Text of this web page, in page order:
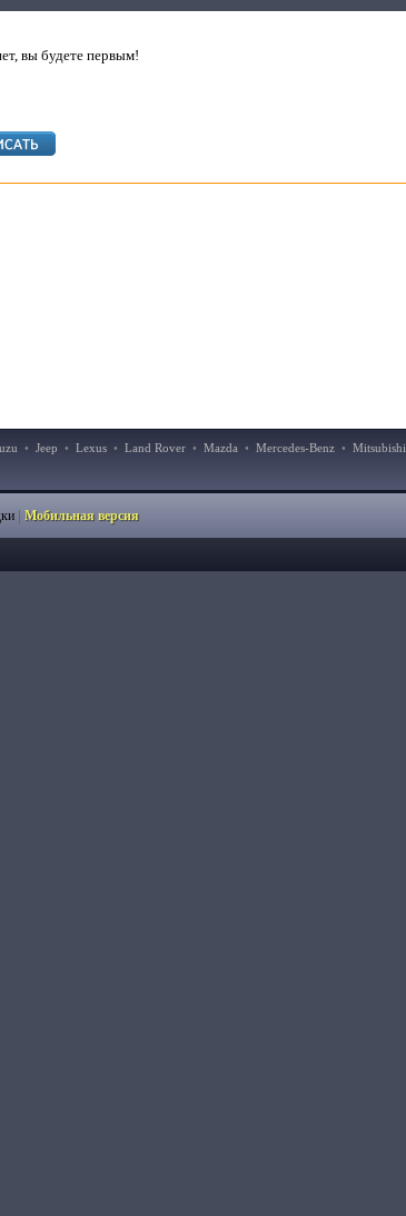
вы будете первым!
• Jeep • Lexus • Land Rover • Mazda • Mercedes-Benz • Mitsubishi
|Мобильная версия